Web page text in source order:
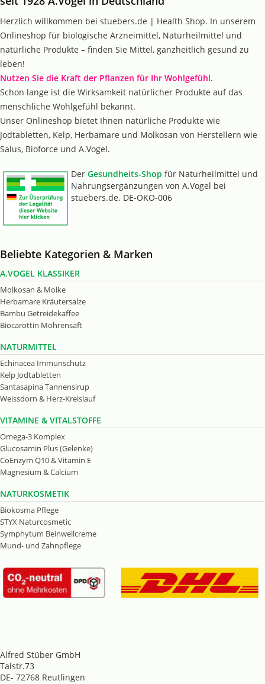
Herzlich willkommen bei stuebers.de | Health Shop. In unserem
Onlineshop für biologische Arzneimittel, Naturheilmittel und
natürliche Produkte – finden Sie Mittel, ganzheitlich gesund zu
leben!
Nutzen Sie die Kraft der Pflanzen für Ihr Wohlgefühl.
Schon lange ist die Wirksamkeit natürlicher Produkte auf das
menschliche Wohlgefühl bekannt.
Unser Onlineshop bietet Ihnen natürliche Produkte wie
Jodtabletten, Kelp, Herbamare und Molkosan von Herstellern wie
Salus, Bioforce und A.Vogel.
Der Gesundheits-Shop für Naturheilmittel und
Nahrungsergänzungen von A.Vogel bei
stuebers.de. DE-ÖKO-006
Beliebte Kategorien & Marken
A.VOGEL KLASSIKER
Molkosan & Molke
Herbamare Kräutersalze
Bambu Getreidekaffee
Biocarottin Möhrensaft
NATURMITTEL
Echinacea Immunschutz
Kelp Jodtabletten
Santasapina Tannensirup
Weissdorn & Herz-Kreislauf
VITAMINE & VITALSTOFFE
Omega-3 Komplex
Glucosamin Plus (Gelenke)
CoEnzym Q10 & Vitamin E
Magnesium & Calcium
NATURKOSMETIK
Biokosma Pflege
STYX Naturcosmetic
Symphytum Beinwellcreme
Mund- und Zahnpflege
Alfred Stüber GmbH
Talstr.73
DE- 72768 Reutlingen